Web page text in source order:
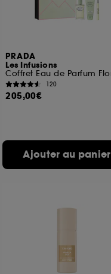
PRADA
Les Infusions
120
205,00€
Ajouter au panier